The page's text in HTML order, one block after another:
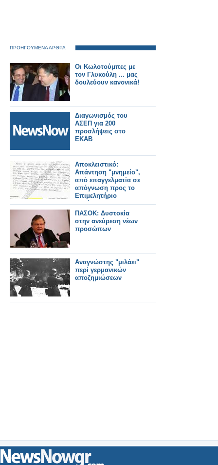
ΠΡΟΗΓΟΥΜΕΝΑ ΑΡΘΡΑ
Οι Κωλοτούμπες με
τον Γλυκούλη ... μας
δουλεύουν κανονικά!
Διαγωνισμός του
ΑΣΕΠ για 200
προσλήψεις στο
ΕΚΑΒ
Αποκλειστικό:
Απάντηση "μνημείο",
από επαγγελματία σε
απόγνωση προς το
Επιμελητήριο
Φθιώτιδας...
ΠΑΣΟΚ: Δυστοκία
στην ανεύρεση νέων
προσώπων
Αναγνώστης "μιλάει"
περί γερμανικών
αποζημιώσεων